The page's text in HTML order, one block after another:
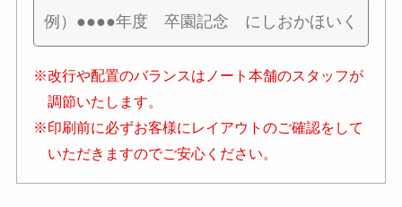
※改行や配置のバランスはノート本舗のスタッフが
調節いたします。
※印刷前に必ずお客様にレイアウトのご確認をして
いただきますのでご安心ください。